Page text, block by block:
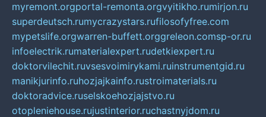
myremont.orgportal-remonta.orgvyitikho.rumirjon.ru
superdeutsch.rumycrazystars.rufilosofyfree.com
mypetslife.orgwarren-buffett.orggreleon.comsp-or.ru
infoelectrik.rumaterialexpert.rudetkiexpert.ru
doktorvilechit.ruvsesvoimirykami.ruinstrumentgid.ru
manikjurinfo.ruhozjajkainfo.rustroimaterials.ru
doktoradvice.ruselskoehozjajstvo.ru
otopleniehouse.rujustinterior.ruchastnyjdom.ru